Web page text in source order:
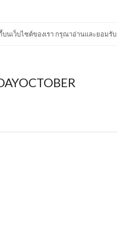
บนเว็บไซต์ของเรา กรุณาอ่านและยอมรับ